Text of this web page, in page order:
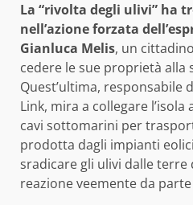
La “rivolta degli ulivi” ha
nell’azione forzata
Gianluca Melis, un
cedere le sue proprietà alla
Quest’ultima, responsabile
Link, mira a collegare
cavi sottomarini per
prodotta dagli impianti
sradicare gli ulivi dalle terre
reazione veemente da